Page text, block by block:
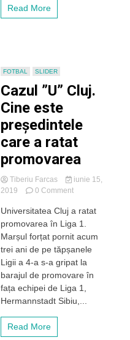
Read More
FOTBAL SLIDER
Cazul ”U” Cluj.
Cine este
președintele
care a ratat
promovarea
Tiberiu Farcas
iunie 15,
2019
0 Commenton
”U”
Cluj.
Cine
este
care
a
ratat
promovarea
Universitatea Cluj a ratat
promovarea în Liga 1.
Marșul forțat pornit acum
trei ani de pe tăpșanele
Ligii a 4-a s-a gripat la
barajul de promovare în
fața echipei de Liga 1,
Hermannstadt Sibiu,...
Read More